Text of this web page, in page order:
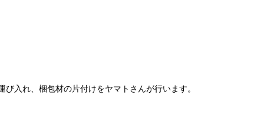
入れ、梱包材の片付けをヤマトさんが行います。